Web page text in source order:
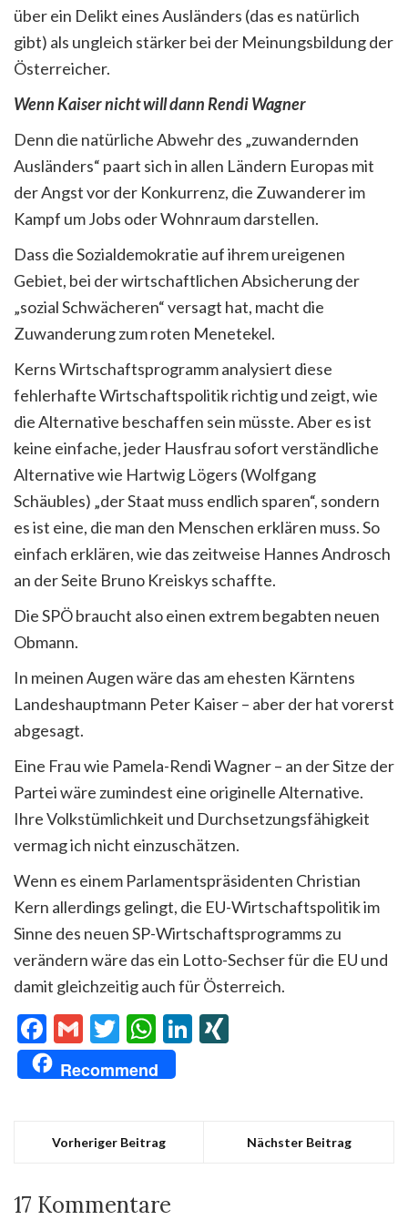
über ein Delikt eines Ausländers (das es natürlich
gibt) als ungleich stärker bei der Meinungsbildung der
Österreicher.
Wenn Kaiser nicht will dann Rendi Wagner
Denn die natürliche Abwehr des „zuwandernden
Ausländers“ paart sich in allen Ländern Europas mit
der Angst vor der Konkurrenz, die Zuwanderer im
Kampf um Jobs oder Wohnraum darstellen.
Dass die Sozialdemokratie auf ihrem ureigenen
Gebiet, bei der wirtschaftlichen Absicherung der
„sozial Schwächeren“ versagt hat, macht die
Zuwanderung zum roten Menetekel.
Kerns Wirtschaftsprogramm analysiert diese
fehlerhafte Wirtschaftspolitik richtig und zeigt, wie
die Alternative beschaffen sein müsste. Aber es ist
keine einfache, jeder Hausfrau sofort verständliche
Alternative wie Hartwig Lögers (Wolfgang
Schäubles) „der Staat muss endlich sparen“, sondern
es ist eine, die man den Menschen erklären muss. So
einfach erklären, wie das zeitweise Hannes Androsch
an der Seite Bruno Kreiskys schaffte.
Die SPÖ braucht also einen extrem begabten neuen
Obmann.
In meinen Augen wäre das am ehesten Kärntens
Landeshauptmann Peter Kaiser – aber der hat vorerst
abgesagt.
Eine Frau wie Pamela-Rendi Wagner – an der Sitze der
Partei wäre zumindest eine originelle Alternative.
Ihre Volkstümlichkeit und Durchsetzungsfähigkeit
vermag ich nicht einzuschätzen.
Wenn es einem Parlamentspräsidenten Christian
Kern allerdings gelingt, die EU-Wirtschaftspolitik im
Sinne des neuen SP-Wirtschaftsprogramms zu
verändern wäre das ein Lotto-Sechser für die EU und
damit gleichzeitig auch für Österreich.
Facebook
GmailTwitter
WhatsApp
LinkedIn
Recommend
Vorheriger Beitrag Nächster Beitrag
17 Kommentare